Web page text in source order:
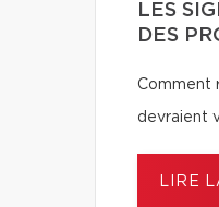
LES
DES
Comment
devraient
LIRE